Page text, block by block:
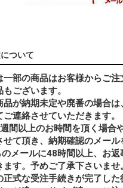
ついて
一部の商品はお客様からご
ございます。
品が納期未定や廃番の場合
ご連絡させていただきます。
間以上のお時間を頂く場合
せて頂き、納期確認のメール
メールに48時間以上、お
す。予めご了承下さいませ。
正式な受注手続きが完了し